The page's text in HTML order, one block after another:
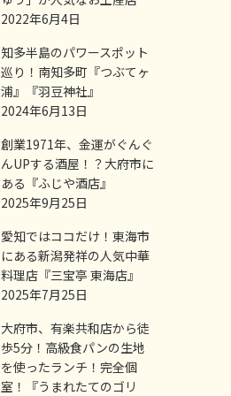
2022年6月4日
知多半島のパワースポット
巡り！南知多町『つぶてヶ
浦』『羽豆神社』
2024年6月13日
創業1971年、金運がぐんぐ
んUPする酒屋！？大府市に
ある『ふじや酒店』
2025年9月25日
愛知ではココだけ！東海市
にある新潟発祥の人気中華
料理店『三宝亭 東海店』
2025年7月25日
大府市、有楽共和店から徒
歩5分！高級食パンの生地
を使ったランチ！完全個
室！『うまれたてのゴリ